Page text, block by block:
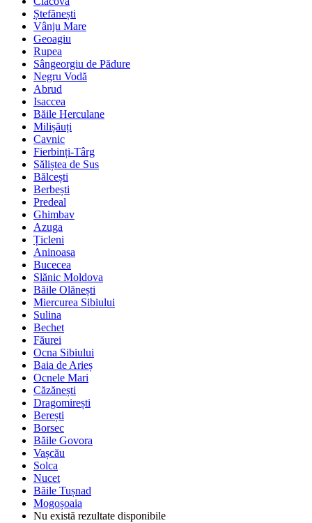
Ștefănești
Vânju Mare
Geoagiu
Rupea
Sângeorgiu de Pădure
Negru Vodă
Abrud
Isaccea
Băile Herculane
Milișăuți
Cavnic
Fierbinți-Târg
Săliștea de Sus
Bălcești
Berbești
Predeal
Ghimbav
Azuga
Țicleni
Aninoasa
Bucecea
Slănic Moldova
Băile Olănești
Miercurea Sibiului
Sulina
Bechet
Făurei
Ocna Sibiului
Baia de Arieș
Ocnele Mari
Căzănești
Dragomirești
Berești
Borsec
Băile Govora
Vașcău
Solca
Nucet
Băile Tușnad
Mogoșoaia
Nu există rezultate disponibile